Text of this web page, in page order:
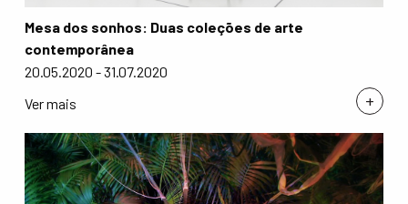
+
Mesa dos sonhos: Duas coleções de arte
contemporânea
20.05.2020 - 31.07.2020
Ver mais